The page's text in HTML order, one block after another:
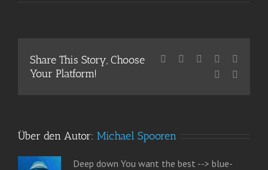
Share This Story, Choose
Your Platform!
Facebook Reddit LinkedIn
Pinterest
Über den Autor: Michael Spooren
Deep down You want the best --> blue-